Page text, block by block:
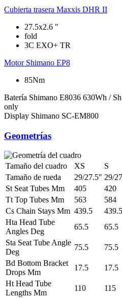
Cubierta trasera Maxxis DHR II
27.5x2.6 "
fold
3C EXO+ TR
Motor Shimano EP8
85Nm
Batería Shimano E8036 630Wh /
only
Display Shimano SC-EM800
Geometrías
Tamaño del cuadro XS S
Tamaño de rueda
29/27.5" 29/
St Seat Tubes Mm
405 420
Tt Top Tubes Mm
563 584
Cs Chain Stays Mm 439.5 439.5
Hta Head Tube
Angles Deg
65.5 65.5
Sta Seat Tube Angle
Deg
75.5 75.5
Bd Bottom Bracket
Drops Mm
17.5 17.5
Ht Head Tube
Lengths Mm
110 115